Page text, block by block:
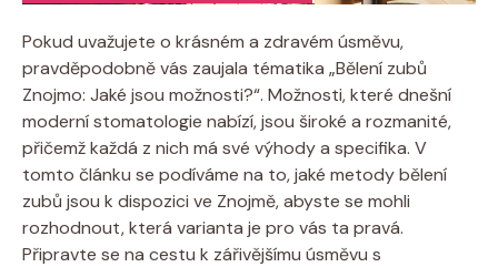
Pokud uvažujete o krásném a zdravém úsměvu,
pravděpodobně vás zaujala tématika „Bělení zubů
Znojmo: Jaké jsou možnosti?“. Možnosti, které dnešní
moderní stomatologie nabízí, jsou široké a rozmanité,
přičemž každá z nich má své výhody a specifika. V
tomto článku se podíváme na to, jaké metody bělení
zubů jsou k dispozici ve Znojmě, abyste se mohli
rozhodnout, která varianta je pro vás ta pravá.
Připravte se na cestu k zářivějšímu úsměvu s